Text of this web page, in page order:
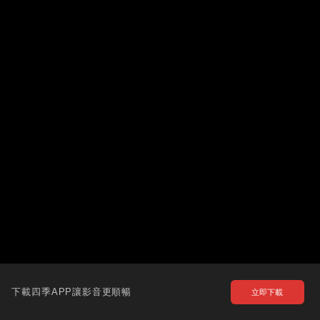
下載四季APP讓影音更順暢 立即下載